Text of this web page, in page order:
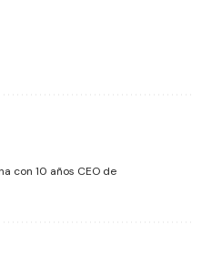
con 10 años CEO de